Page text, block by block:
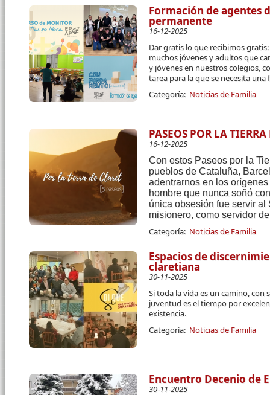
Formación de agentes
permanente
16-12-2025
Dar gratis lo que recibimos
muchos jóvenes y adultos que
y jóvenes en nuestros colegios,
tarea para la que se necesita una
Categoría: Noticias de Familia
PASEOS POR LA
16-12-2025
Con estos Paseos por la
pueblos de Cataluña,
adentrarnos en los
hombre que nunca soñó
única obsesión fue servir
misionero, como servidor
Categoría: Noticias de Familia
Espacios de
claretiana
30-11-2025
Si toda la vida es un camino, con
juventud es el tiempo por
existencia.
Categoría: Noticias de Familia
Encuentro Decenio de
30-11-2025